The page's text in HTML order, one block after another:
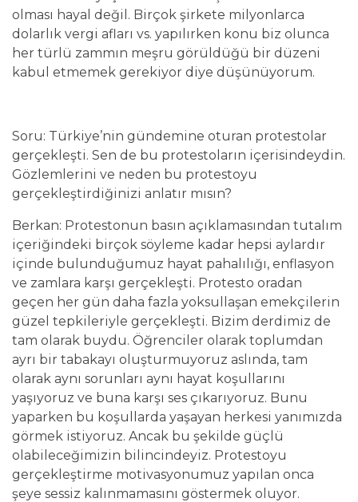
olması hayal değil. Birçok şirkete milyonlarca
dolarlık vergi afları vs. yapılırken konu biz olunca
her türlü zammın meşru görüldüğü bir düzeni
kabul etmemek gerekiyor diye düşünüyorum.
Soru: Türkiye’nin gündemine oturan protestolar
gerçekleşti. Sen de bu protestoların içerisindeydin.
Gözlemlerini ve neden bu protestoyu
gerçekleştirdiğinizi anlatır mısın?
Berkan: Protestonun basın açıklamasından tutalım
içeriğindeki birçok söyleme kadar hepsi aylardır
içinde bulunduğumuz hayat pahalılığı, enflasyon
ve zamlara karşı gerçekleşti. Protesto oradan
geçen her gün daha fazla yoksullaşan emekçilerin
güzel tepkileriyle gerçekleşti. Bizim derdimiz de
tam olarak buydu. Öğrenciler olarak toplumdan
ayrı bir tabakayı oluşturmuyoruz aslında, tam
olarak aynı sorunları aynı hayat koşullarını
yaşıyoruz ve buna karşı ses çıkarıyoruz. Bunu
yaparken bu koşullarda yaşayan herkesi yanımızda
görmek istiyoruz. Ancak bu şekilde güçlü
olabileceğimizin bilincindeyiz. Protestoyu
gerçekleştirme motivasyonumuz yapılan onca
şeye sessiz kalınmamasını göstermek oluyor.